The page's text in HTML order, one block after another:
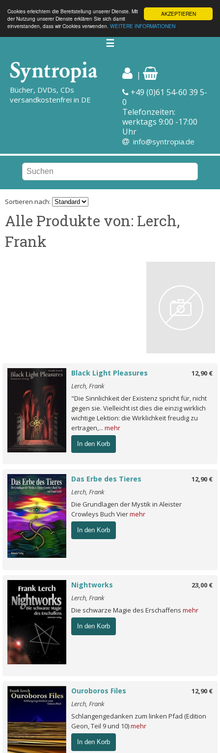
AKZEPTIEREN
Cookies erleichtern die Bereitstellung unserer Dienste. Mit
der Nutzung unserer Dienste erklären Sie sich damit
einverstanden, dass wir Cookies verwenden. WEITERE INFORMATIONEN
☰
Bücher, DVDs, CDs
versandkostenfrei in DE
|
+49 (0)61 54-60 39 5-
0
Telefonzeiten:
werktags 9:00 -17:00
Uhr
info@syntropia.de
Sortieren nach:
Alle Produkte von: Lerch,
Frank
12,90 €
Black Light Pleasures
Lerch, Frank
"Die Sinnlichkeit der Existenz spricht für, nicht
gegen sie. Vielleicht ist dies die einzig wirklich
wichtige Lektion: die Wirklichkeit freudig zu
ertragen,... mehr
In den Korb
12,90 €
Das Erbe des Tieres
Lerch, Frank
Die Grundlagen der Mystik in Aleister
Crowleys Buch Viermehr
In den Korb
23,00 €
Nightworks
Lerch, Frank
Die schwarze Magie des Erschaffens mehr
In den Korb
12,90 €
Ouroboros Files
Lerch, Frank
Schlangengedanken zum linken Pfad (Edition
Geon, Teil 9 und 10)mehr
In den Korb